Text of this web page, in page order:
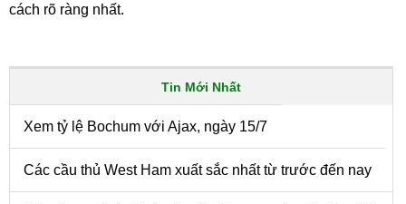
cách rõ ràng nhất.
Tin Mới Nhất
Xem tỷ lệ Bochum với Ajax, ngày 15/7
Các cầu thủ West Ham xuất sắc nhất từ trước đến nay